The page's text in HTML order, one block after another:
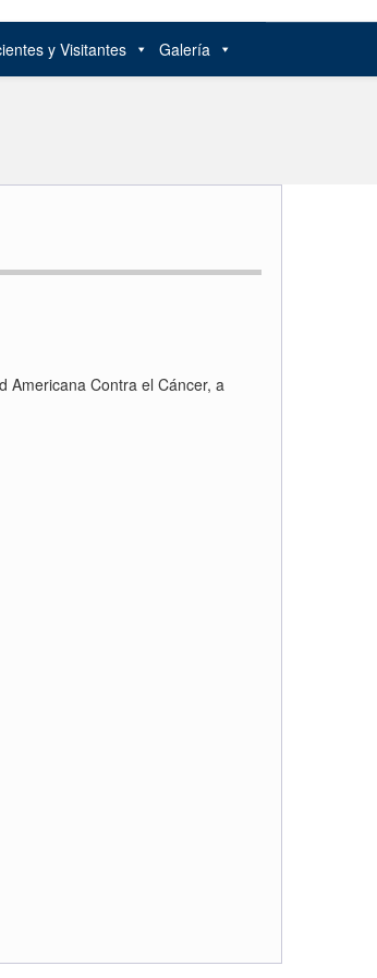
y Visitantes Galería
Americana Contra el Cáncer, a